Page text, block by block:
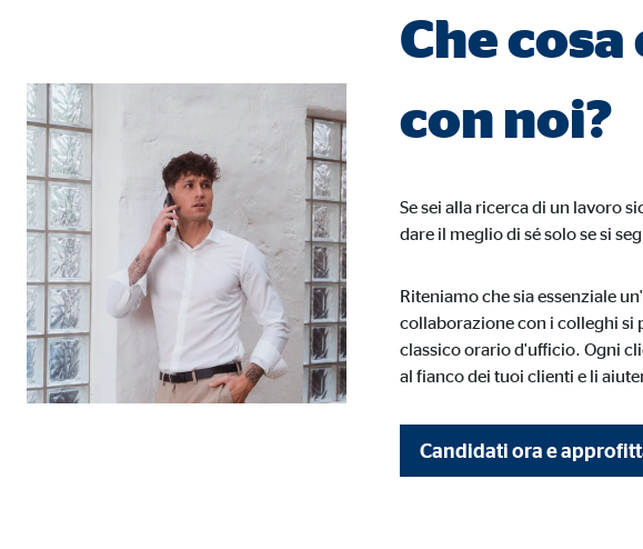
Che
con noi?
Se sei alla ricerca di un lavoro
dare il meglio di sé solo se si
Riteniamo che sia essenziale
collaborazione con i colleghi si
classico orario d'ufficio. Ogni
al fianco dei tuoi clienti e li
Candidati ora e
fe_typo_user
Fornitore:
Finalità: Memorizzazione delle
Scadenza dei Cookie: Sessione del Browser
Cookie di consenso
cookie_consent_v2
Fornitore:
Gestire le impostazioni
1 anno